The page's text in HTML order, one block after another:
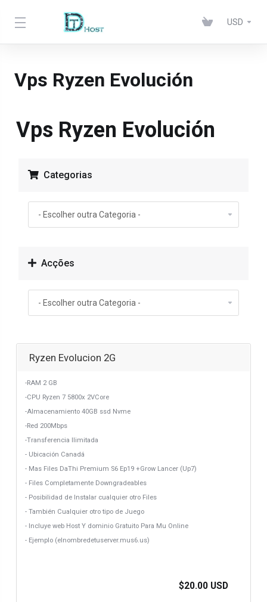
USD
Vps Ryzen Evolución
Vps Ryzen Evolución
Categorias
Acções
Ryzen Evolucion 2G
-RAM 2 GB
-CPU Ryzen 7 5800x 2VCore
-Almacenamiento 40GB ssd Nvme
-Red 200Mbps
-Transferencia Ilimitada
- Ubicación Canadá
- Mas Files DaThi Premium S6 Ep19 +Grow Lancer (Up7)
- Files Completamente Downgradeables
- Posibilidad de Instalar cualquier otro Files
- También Cualquier otro tipo de Juego
- Incluye web Host Y dominio Gratuito Para Mu Online
- Ejemplo (elnombredetuserver.mus6.us)
$20.00 USD